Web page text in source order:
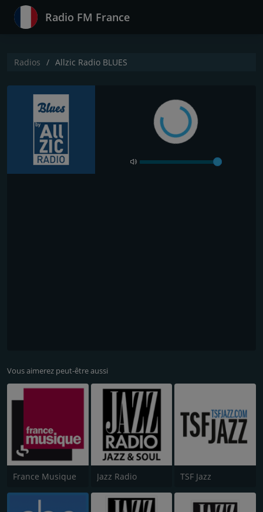
Radio FM France
Radios Allzic Radio BLUES
Vous aimerez peut-être aussi
France Musique Jazz Radio TSF Jazz